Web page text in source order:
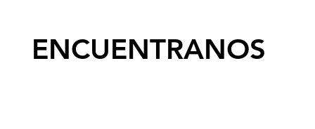
ENCUENTRANOS